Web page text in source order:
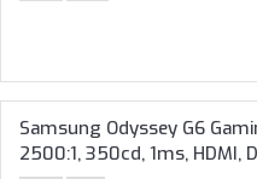
Samsung Odyssey G6
2500:1, 350cd, 1ms, HDMI,